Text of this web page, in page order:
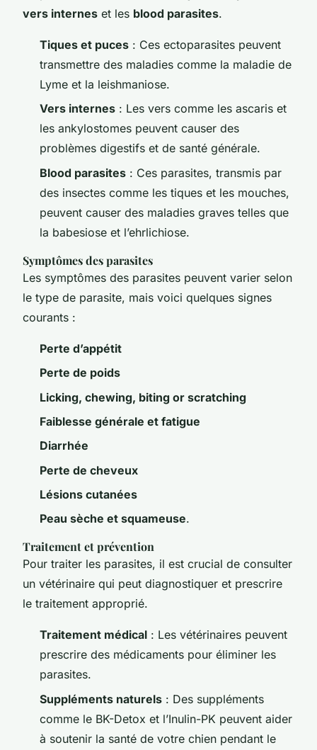
vers internes et les blood parasites.
Tiques et puces : Ces ectoparasites peuvent
transmettre des maladies comme la maladie de
Lyme et la leishmaniose.
Vers internes : Les vers comme les ascaris et
les ankylostomes peuvent causer des
problèmes digestifs et de santé générale.
Blood parasites : Ces parasites, transmis par
des insectes comme les tiques et les mouches,
peuvent causer des maladies graves telles que
la babesiose et l’ehrlichiose.
Symptômes des parasites
Les symptômes des parasites peuvent varier selon
le type de parasite, mais voici quelques signes
courants :
Perte d’appétit
Perte de poids
Licking, chewing, biting or scratching
Faiblesse générale et fatigue
Diarrhée
Perte de cheveux
Lésions cutanées
Peau sèche et squameuse.
Traitement et prévention
Pour traiter les parasites, il est crucial de consulter
un vétérinaire qui peut diagnostiquer et prescrire
le traitement approprié.
Traitement médical : Les vétérinaires peuvent
prescrire des médicaments pour éliminer les
parasites.
Suppléments naturels : Des suppléments
comme le BK-Detox et l’Inulin-PK peuvent aider
à soutenir la santé de votre chien pendant le